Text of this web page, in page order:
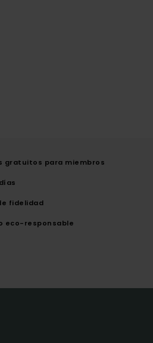
gratuitos para miembros
fidelidad
eco-responsable